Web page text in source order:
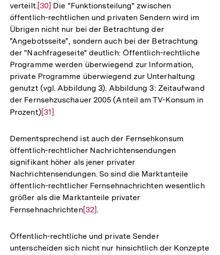
verteilt.Zur
Auflösung
der
Fußnote
[30] Die "Funktionsteilung" zwischen
öffentlich-rechtlichen und privaten Sendern wird im
Übrigen nicht nur bei der Betrachtung der
"Angebotsseite", sondern auch bei der Betrachtung
der "Nachfrageseite" deutlich: Öffentlich-rechtliche
Programme werden überwiegend zur Information,
private Programme überwiegend zur Unterhaltung
genutzt (vgl. Abbildung 3). Abbildung 3: Zeitaufwand
der Fernsehzuschauer 2005 (Anteil am TV-Konsum in
Prozent)Zur
der
Fußnote
[31]
Dementsprechend ist auch der Fernsehkonsum
öffentlich-rechtlicher Nachrichtensendungen
signifikant höher als jener privater
Nachrichtensendungen. So sind die Marktanteile
öffentlich-rechtlicher Fernsehnachrichten wesentlich
größer als die Marktanteile privater
FernsehnachrichtenZur
der
Fußnote
[32].
Öffentlich-rechtliche und private Sender
unterscheiden sich nicht nur hinsichtlich der Konzepte